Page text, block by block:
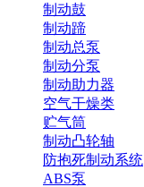
制动鼓
制动蹄
制动总泵
制动分泵
制动助力器
空气干燥类
贮气筒
制动凸轮轴
防抱死制动系统
ABS泵